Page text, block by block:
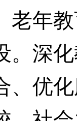
老年
。深
、优